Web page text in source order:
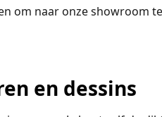
om naar onze showroom te
en dessins